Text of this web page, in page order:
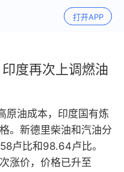
打开APP
度再次上调燃油
原油成本，印度国有炼
。新德里柴油和汽油分
卢比和98.64卢比。
涨价，价格已升至